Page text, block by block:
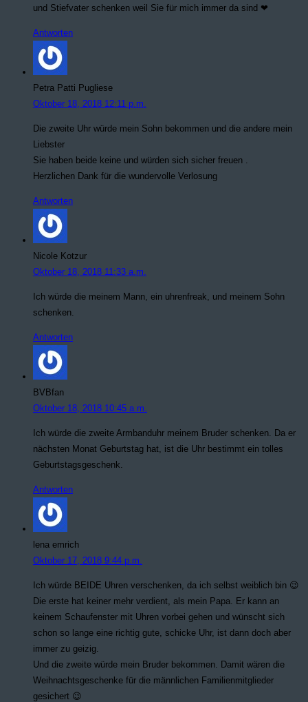
und Stiefvater schenken weil Sie für mich immer da sind ❤
Antworten
Petra Patti Pugliese
Oktober 18, 2018 12:11 p.m.
Die zweite Uhr würde mein Sohn bekommen und die andere mein
Liebster
Sie haben beide keine und würden sich sicher freuen .
Herzlichen Dank für die wundervolle Verlosung
Antworten
Nicole Kotzur
Oktober 18, 2018 11:33 a.m.
Ich würde die meinem Mann, ein uhrenfreak, und meinem Sohn
schenken.
Antworten
BVBfan
Oktober 18, 2018 10:45 a.m.
Ich würde die zweite Armbanduhr meinem Bruder schenken. Da er
nächsten Monat Geburtstag hat, ist die Uhr bestimmt ein tolles
Geburtstagsgeschenk.
Antworten
lena emrich
Oktober 17, 2018 9:44 p.m.
Ich würde BEIDE Uhren verschenken, da ich selbst weiblich bin 😉
Die erste hat keiner mehr verdient, als mein Papa. Er kann an
keinem Schaufenster mit Uhren vorbei gehen und wünscht sich
schon so lange eine richtig gute, schicke Uhr, ist dann doch aber
immer zu geizig.
Und die zweite würde mein Bruder bekommen. Damit wären die
Weihnachtsgeschenke für die männlichen Familienmitglieder
gesichert 😉